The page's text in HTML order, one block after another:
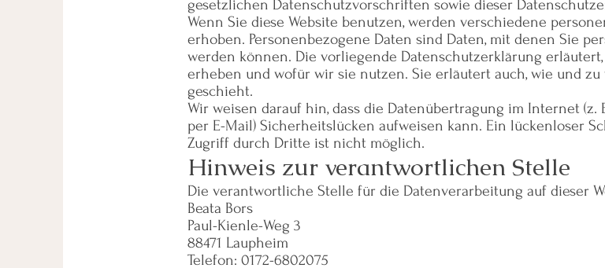
gesetzlichen Datenschutzvorschriften sowie dieser
Wenn Sie diese Website benutzen, werden verschiedene
erhoben. Personenbezogene Daten sind Daten, mit denen Sie
werden können. Die vorliegende Datenschutzerklärung
erheben und wofür wir sie nutzen. Sie erläutert auch, wie und zu
geschieht.
Wir weisen darauf hin, dass die Datenübertragung im Internet (z.
per E-Mail) Sicherheitslücken aufweisen kann. Ein lückenloser
Zugriff durch Dritte ist nicht möglich.
Hinweis zur verantwortlichen Stelle
Die verantwortliche Stelle für die Datenverarbeitung auf dieser
Beata Bors
Paul-Kienle-Weg 3
88471 Laupheim
Telefon: 0172-6802075